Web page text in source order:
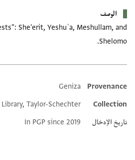
الوصف
She'erit, Yeshuʿa, Meshullam, and
Shelomo.
Additional metadata
Provenance
Geniza
Collection
Taylor-Schechter
تاريخ الإدخال
In PGP since 2019